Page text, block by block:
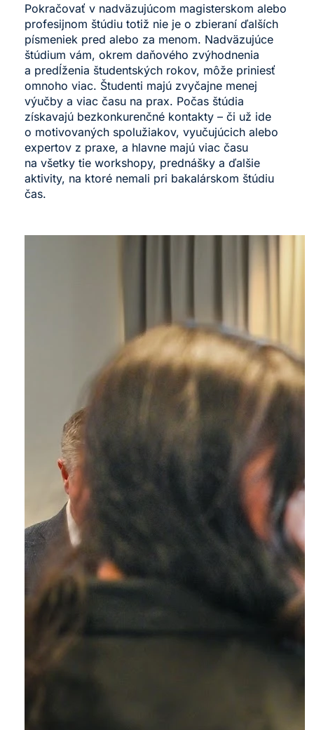
Pokračovať v nadväzujúcom magisterskom alebo
profesijnom štúdiu totiž nie je o zbieraní ďalších
písmeniek pred alebo za menom. Nadväzujúce
štúdium vám, okrem daňového zvýhodnenia
a predĺženia študentských rokov, môže priniesť
omnoho viac. Študenti majú zvyčajne menej
výučby a viac času na prax. Počas štúdia
získavajú bezkonkurenčné kontakty – či už ide
o motivovaných spolužiakov, vyučujúcich alebo
expertov z praxe, a hlavne majú viac času
na všetky tie workshopy, prednášky a ďalšie
aktivity, na ktoré nemali pri bakalárskom štúdiu
čas.